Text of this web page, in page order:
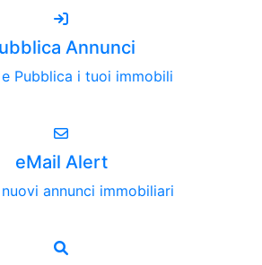
Annunci
Pubblica i tuoi immobili
eMail Alert
annunci immobiliari